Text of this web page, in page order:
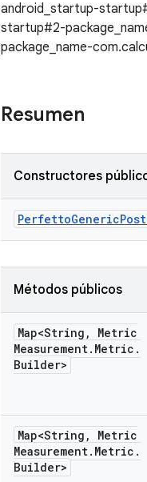
android_startup-
startup#2-
package_name-
Resumen
Constructores
PerfettoGenericPost
Métodos públicos
Map<String ,
Metric
Measurement. Metric .
Builder>
Map<String ,
Metric
Measurement. Metric .
Builder>